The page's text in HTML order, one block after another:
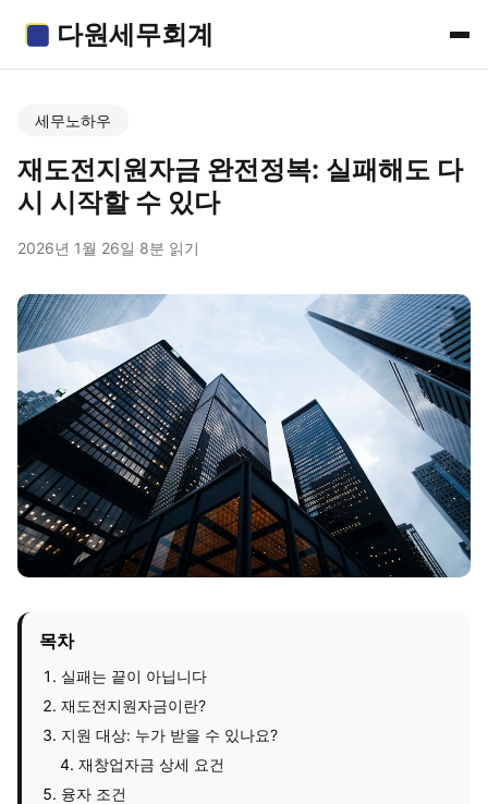
다원세무회계
세무노하우
재도전지원자금 완전정복: 실패해도 다
시 시작할 수 있다
2026년 1월 26일 8분 읽기
목차
실패는 끝이 아닙니다
재도전지원자금이란?
지원 대상: 누가 받을 수 있나요?
재창업자금 상세 요건
융자 조건